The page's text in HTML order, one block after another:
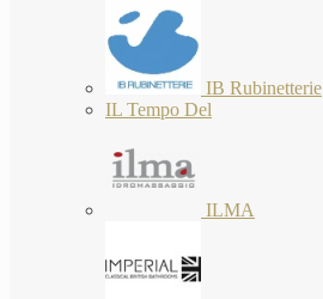
IB Rubinetterie
IL Tempo Del
ILMA